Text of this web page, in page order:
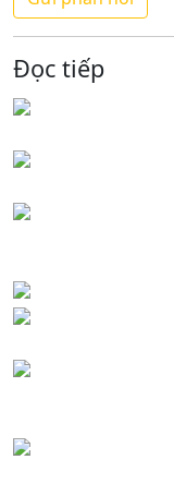
Đọc tiếp